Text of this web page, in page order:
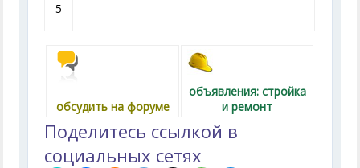
5
обсудить на форуме
объявления: стройка
и ремонт
Поделитесь ссылкой в
социальных сетях